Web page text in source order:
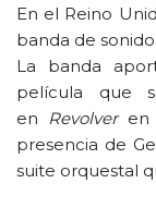
En el Reino
banda de
La banda
película que
en Revolver en
presencia de
suite orquestal